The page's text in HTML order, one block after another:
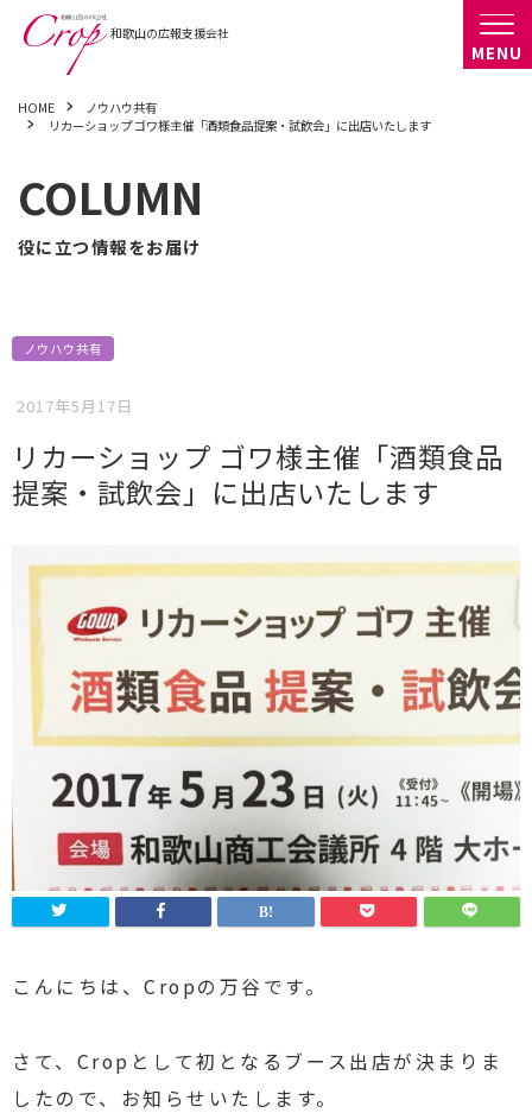
HOME
ノウハウ共有
リカーショップ ゴワ様主催「酒類食品提案・試飲会」に出店いたします
COLUMN
役に立つ情報をお届け
ノウハウ共有
2017年5月17日
リカーショップ ゴワ様主催「酒類食品
提案・試飲会」に出店いたします
こんにちは、Cropの万谷です。
さて、Cropとして初となるブース出店が決まりま
したので、お知らせいたします。